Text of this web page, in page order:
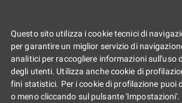
Call per
e volontarie
V edizione di
Questo sito utilizza i cookie tecnici di
per garantire un miglior servizio di
analitici per raccogliere informazioni sull'uso
degli utenti. Utilizza anche cookie di
fini statistici. Per i cookie di profilazione puoi
o meno cliccando sul pulsante 'Impostazioni'.